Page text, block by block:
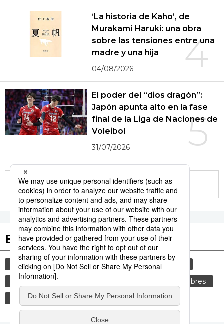
4
‘La historia de Kaho’, de
Murakami Haruki: una obra
sobre las tensiones entre una
madre y una hija
04/08/2026
5
El poder del “dios dragón”:
Japón apunta alto en la fase
final de la Liga de Naciones de
Voleibol
31/07/2026
More in this series
Etiquetas destacadas
cultura vida gastronomía
sociedad
cortesía
costumbres
comida
gastronomía japonesa